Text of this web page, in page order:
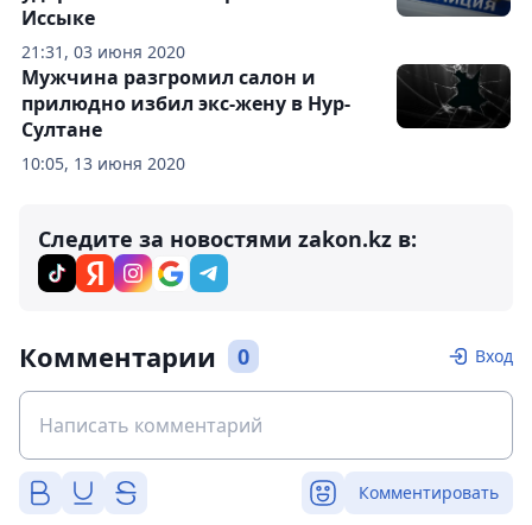
21:31, 03 июня 2020
Иссыке
10:05, 13 июня 2020
Мужчина разгромил салон и
прилюдно избил экс-жену в Нур-
Султане
Следите за новостями zakon.kz в:
Комментарии 0 Вход
Комментировать